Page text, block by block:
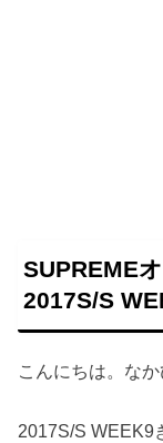
SUPREME
2017S/S
こんにちは。な
2017S/S WEEK9